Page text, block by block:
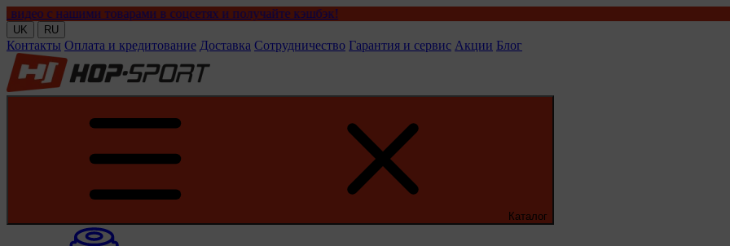
товарами в соцсетях и получайте кэшбэк!
UK RU
Контакты Оплата и кредитование Доставка Сотрудничество Гарантия и сервис Акции Блог
Каталог